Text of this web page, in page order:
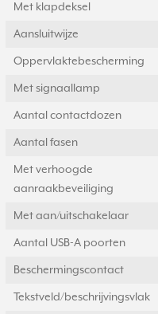
Met klapdeksel
Aansluitwijze
Oppervlaktebescherming
Met signaallamp
Aantal contactdozen
Aantal fasen
Met verhoogde
aanraakbeveiliging
Met aan/uitschakelaar
Aantal USB-A poorten
Beschermingscontact
Tekstveld/beschrijvingsvlak